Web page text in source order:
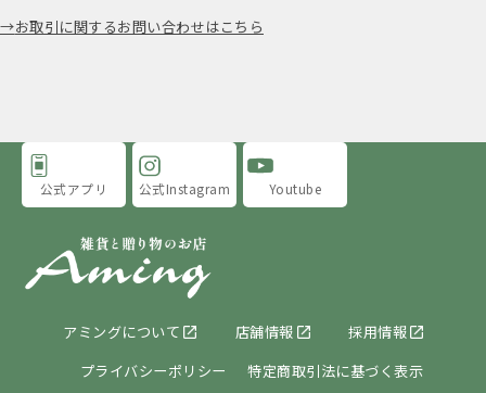
お取引に関するお問い合わせはこちら
アミングについて 店舗情報
採用情報
プライバシーポリシー
特定商取引法に基づく表示
公式アプリ 公式Instagram Youtube